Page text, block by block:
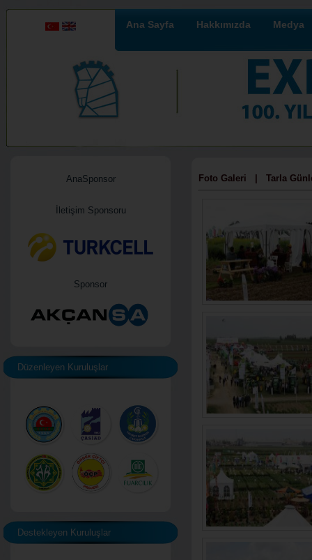
Ana Sayfa Hakkımızda Medya
AnaSponsor
İletişim Sponsoru
Sponsor
Düzenleyen Kuruluşlar
Destekleyen Kuruluşlar
Foto Galeri | Tarla